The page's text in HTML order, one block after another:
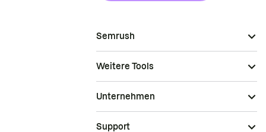
Semrush
Weitere Tools
Unternehmen
Support